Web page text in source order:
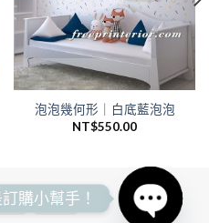
泡泡幾何形｜白底藍泡泡
NT$550.00
購小幫手！